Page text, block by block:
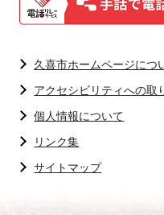
久喜市ホームページにつ
アクセシビリティへの取
個人情報について
リンク集
サイトマップ